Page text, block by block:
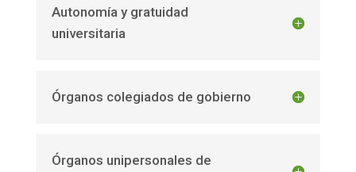
Autonomía y gratuidad
universitaria
Órganos colegiados de gobierno
Órganos unipersonales de